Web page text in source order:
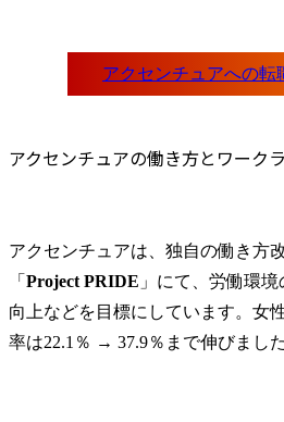
アクセンチュアの働き方とワーク
アクセンチュアは、独自の働き方
「 Project PRIDE 」にて、労働環
向上などを目標にしています。女
率は22.1％ → 37.9％まで伸びまし